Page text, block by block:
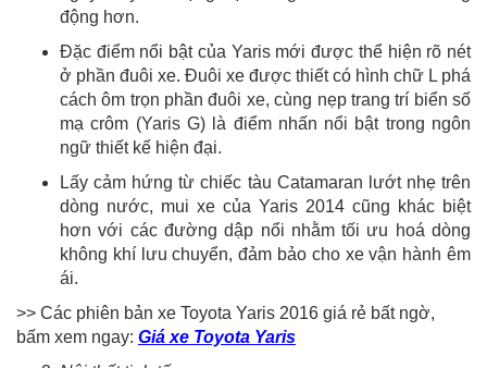
động hơn.
Đặc điểm nổi bật của Yaris mới được thể hiện rõ nét
ở phần đuôi xe. Đuôi xe được thiết có hình chữ L phá
cách ôm trọn phần đuôi xe, cùng nẹp trang trí biển số
mạ crôm (Yaris G) là điểm nhấn nổi bật trong ngôn
ngữ thiết kế hiện đại.
Lấy cảm hứng từ chiếc tàu Catamaran lướt nhẹ trên
dòng nước, mui xe của Yaris 2014 cũng khác biệt
hơn với các đường dập nổi nhằm tối ưu hoá dòng
không khí lưu chuyển, đảm bảo cho xe vận hành êm
ái.
>> Các phiên bản xe Toyota Yaris 2016 giá rẻ bất ngờ,
bấm xem ngay: Giá xe Toyota Yaris